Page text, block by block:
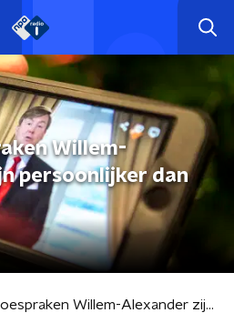
Willem-
persoonlijker dan
"Kersttoespraken Willem-Alexander zijn persoonlijker dan Beatrix"